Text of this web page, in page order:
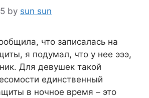
by sun sun
что записалась на
я подумал, что у нее эээ,
Для девушек такой
единственный
в ночное время – это